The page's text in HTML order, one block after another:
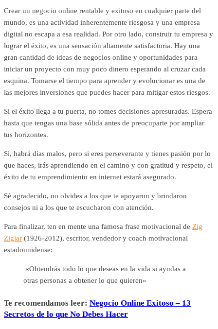
Crear un negocio online rentable y exitoso en cualquier parte del
mundo, es una actividad inherentemente riesgosa y una empresa
digital no escapa a esa realidad. Por otro lado, construir tu empresa y
lograr el éxito, es una sensación altamente satisfactoria. Hay una
gran cantidad de ideas de negocios online y oportunidades para
iniciar un proyecto con muy poco dinero esperando al cruzar cada
esquina. Tomarse el tiempo para aprender y evolucionar es una de
las mejores inversiones que puedes hacer para mitigar estos riesgos.
Si el éxito llega a tu puerta, no tomes decisiones apresuradas. Espera
hasta que tengas una base sólida antes de preocuparte por ampliar
tus horizontes.
Sí, habrá días malos, pero si eres perseverante y tienes pasión por lo
que haces, irás aprendiendo en el camino y con gratitud y respeto, el
éxito de tu emprendimiento en internet estará asegurado.
Sé agradecido, no olvides a los que te apoyaron y brindaron
consejos ni a los que te escucharon con atención.
Para finalizar, ten en mente una famosa frase motivacional de Zig
Ziglar (1926-2012), escritor, vendedor y coach motivacional
estadounidense:
«Obtendrás todo lo que deseas en la vida si ayudas a
otras personas a obtener lo que quieren»
Te recomendamos leer: Negocio Online Exitoso – 13
Secretos de lo que No Debes Hacer